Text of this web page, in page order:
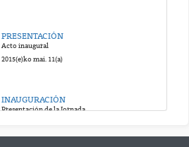
PRESENTACIÓN
Acto inaugural
2015(e)ko mai. 11(a)
INAUGURACIÓN
Presentación de la Jornada